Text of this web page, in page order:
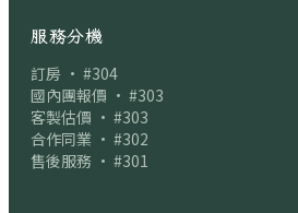
服務分機
訂房 · #304
國內團報價 · #303
客製估價 · #303
合作同業 · #302
售後服務 · #301